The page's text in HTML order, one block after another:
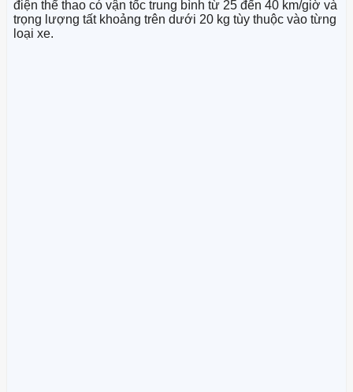
điện thể thao có vận tốc trung bình từ 25 đến 40 km/giờ và
trọng lượng tất khoảng trên dưới 20 kg tùy thuộc vào từng
loại xe.